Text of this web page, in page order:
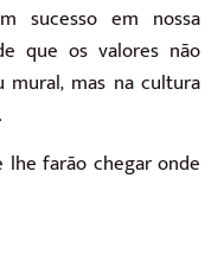
sucesso em nossa
que os valores não
mas na cultura
lhe farão chegar onde